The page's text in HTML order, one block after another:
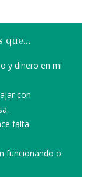
que...
y dinero en mi
con
falta
funcionando o